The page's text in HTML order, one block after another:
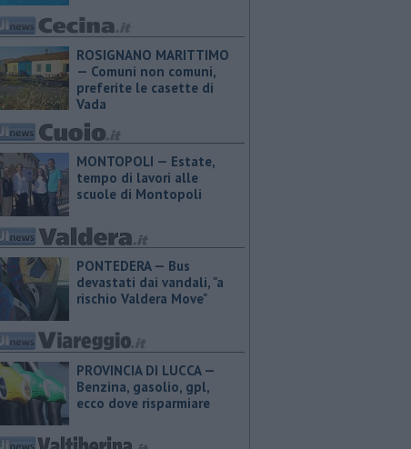
ROSIGNANO MARITTIMO
— Comuni non comuni,
preferite le casette di
Vada
MONTOPOLI — Estate,
tempo di lavori alle
scuole di Montopoli
PONTEDERA — Bus
devastati dai vandali, "a
rischio Valdera Move"
PROVINCIA DI LUCCA — ​
Benzina, gasolio, gpl,
ecco dove risparmiare